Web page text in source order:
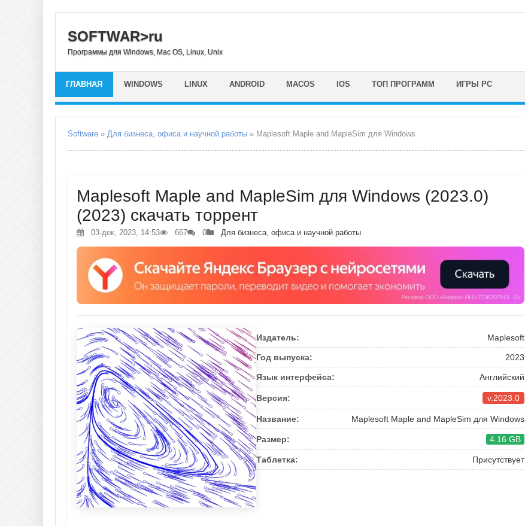
SOFTWAR>ru
Программы для Windows, Mac OS, Linux, Unix
ГЛАВНАЯ WINDOWS LINUX ANDROID MACOS IOS ТОП ПРОГРАММ ИГРЫ PC
Software » Для бизнеса, офиса и научной работы » Maplesoft Maple and MapleSim для Windows
Maplesoft Maple and MapleSim для Windows (2023.0)
(2023) скачать торрент
03-дек, 2023, 14:53 667 0 Для бизнеса, офиса и научной работы
Издатель: Maplesoft
Год выпуска: 2023
Язык интерфейса: Английский
Версия: v.2023.0
Название: Maplesoft Maple and MapleSim для Windows
Размер: 4.16 GB
Таблетка: Присутствует